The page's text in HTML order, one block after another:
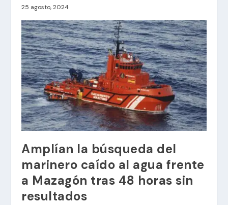
25 agosto, 2024
Amplían la búsqueda del
marinero caído al agua frente
a Mazagón tras 48 horas sin
resultados